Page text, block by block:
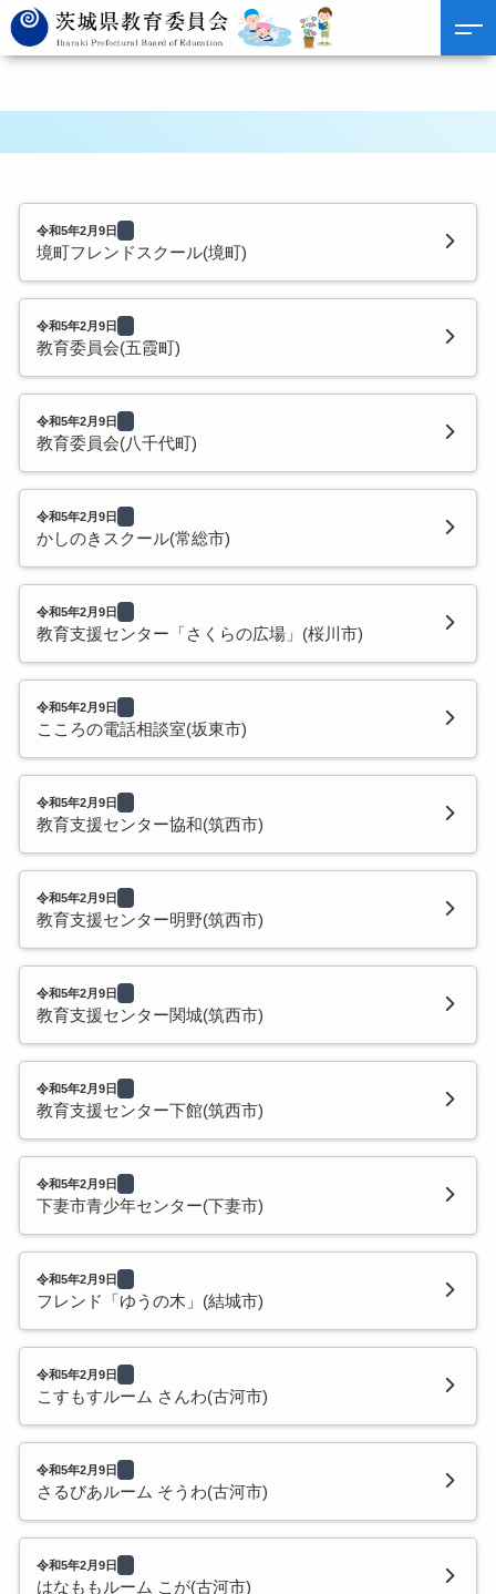
令和5年2月9日
境町フレンドスクール(境町)
令和5年2月9日
教育委員会(五霞町)
令和5年2月9日
教育委員会(八千代町)
令和5年2月9日
かしのきスクール(常総市)
令和5年2月9日
教育支援センター「さくらの広場」(桜川市)
令和5年2月9日
こころの電話相談室(坂東市)
令和5年2月9日
教育支援センター協和(筑西市)
令和5年2月9日
教育支援センター明野(筑西市)
令和5年2月9日
教育支援センター関城(筑西市)
令和5年2月9日
教育支援センター下館(筑西市)
令和5年2月9日
下妻市青少年センター(下妻市)
令和5年2月9日
フレンド「ゆうの木」(結城市)
令和5年2月9日
こすもすルーム さんわ(古河市)
令和5年2月9日
さるびあルーム そうわ(古河市)
令和5年2月9日
はなももルーム こが(古河市)